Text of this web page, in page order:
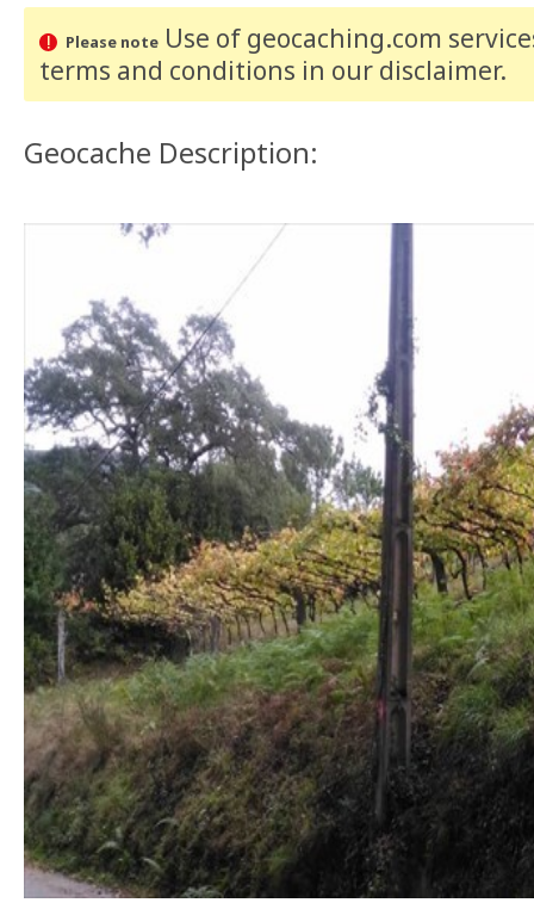
Please noteUse of geocaching.com
terms and conditions in our disclaimer.
Geocache Description: